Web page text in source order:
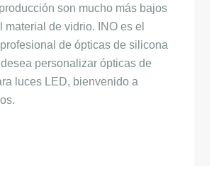
son mucho más bajos
material de vidrio. INO es el
de ópticas de silicona
personalizar ópticas de
luces LED, bienvenido a